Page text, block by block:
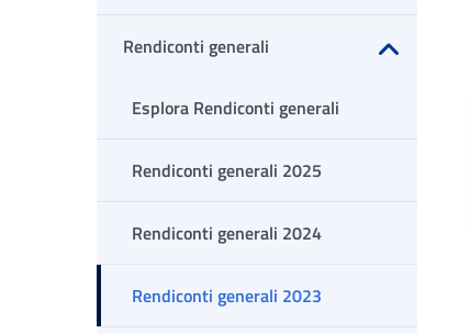
Apri sottomenu
Rendiconti generali
Esplora Rendiconti generali
Rendiconti generali 2025
Rendiconti generali 2024
Rendiconti generali 2023